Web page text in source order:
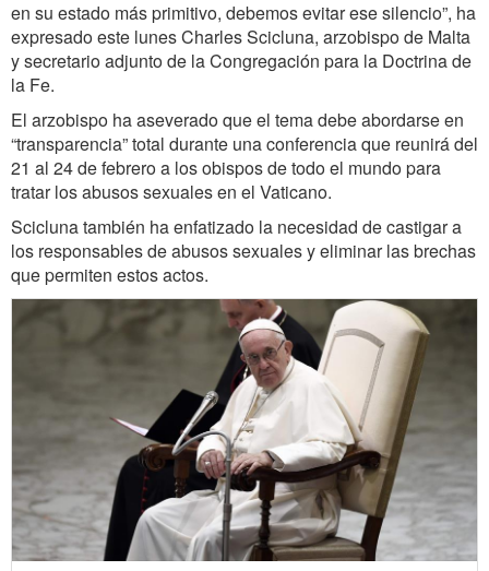
en su estado más primitivo, debemos evitar ese silencio”, ha
expresado este lunes Charles Scicluna, arzobispo de Malta
y secretario adjunto de la Congregación para la Doctrina de
la Fe.
El arzobispo ha aseverado que el tema debe abordarse en
“transparencia” total durante una conferencia que reunirá del
21 al 24 de febrero a los obispos de todo el mundo para
tratar los abusos sexuales en el Vaticano.
Scicluna también ha enfatizado la necesidad de castigar a
los responsables de abusos sexuales y eliminar las brechas
que permiten estos actos.